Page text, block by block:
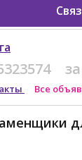
Все